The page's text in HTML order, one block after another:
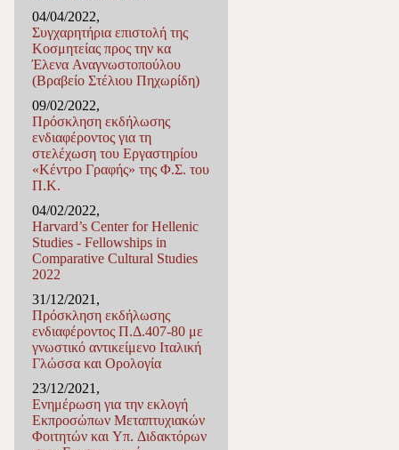
04/04/2022,
Συγχαρητήρια επιστολή της
Κοσμητείας προς την κα
Έλενα Αναγνωστοπούλου
(Βραβείο Στέλιου Πηχωρίδη)
09/02/2022,
Πρόσκληση εκδήλωσης
ενδιαφέροντος για τη
στελέχωση του Εργαστηρίου
«Κέντρο Γραφής» της Φ.Σ. του
Π.Κ.
04/02/2022,
Harvard’s Center for Hellenic
Studies - Fellowships in
Comparative Cultural Studies
2022
31/12/2021,
Πρόσκληση εκδήλωσης
ενδιαφέροντος Π.Δ.407-80 με
γνωστικό αντικείμενο Ιταλική
Γλώσσα και Ορολογία
23/12/2021,
Ενημέρωση για την εκλογή
Εκπροσώπων Μεταπτυχιακών
Φοιτητών και Υπ. Διδακτόρων